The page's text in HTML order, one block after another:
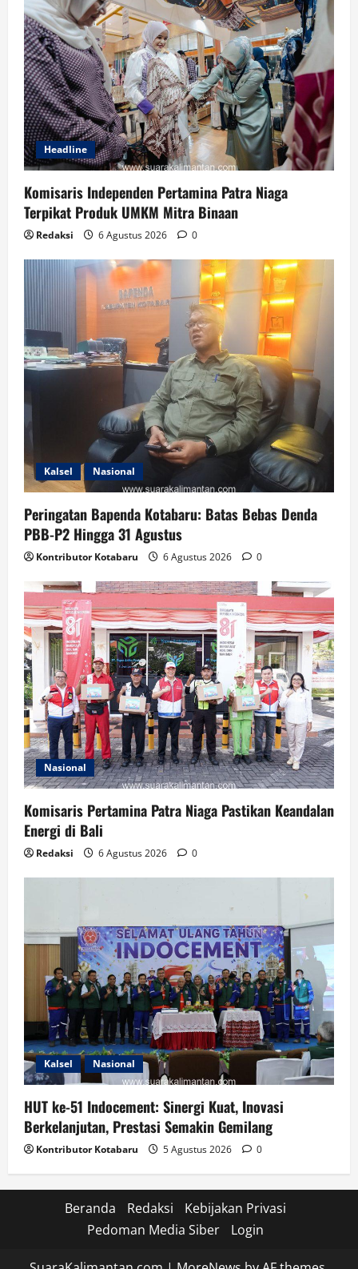
Headline
Komisaris Independen Pertamina Patra Niaga
Terpikat Produk UMKM Mitra Binaan
Redaksi 6 Agustus 2026 0
Kalsel Nasional
Peringatan Bapenda Kotabaru: Batas Bebas Denda
PBB-P2 Hingga 31 Agustus
Kontributor Kotabaru 6 Agustus 2026 0
Nasional
Komisaris Pertamina Patra Niaga Pastikan Keandalan
Energi di Bali
Redaksi 6 Agustus 2026 0
Kalsel Nasional
HUT ke-51 Indocement: Sinergi Kuat, Inovasi
Berkelanjutan, Prestasi Semakin Gemilang
Kontributor Kotabaru 5 Agustus 2026 0
Beranda Redaksi
Kebijakan Privasi
Pedoman Media Siber
Login